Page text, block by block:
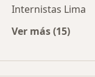
Internistas Lima
Ver más (15)